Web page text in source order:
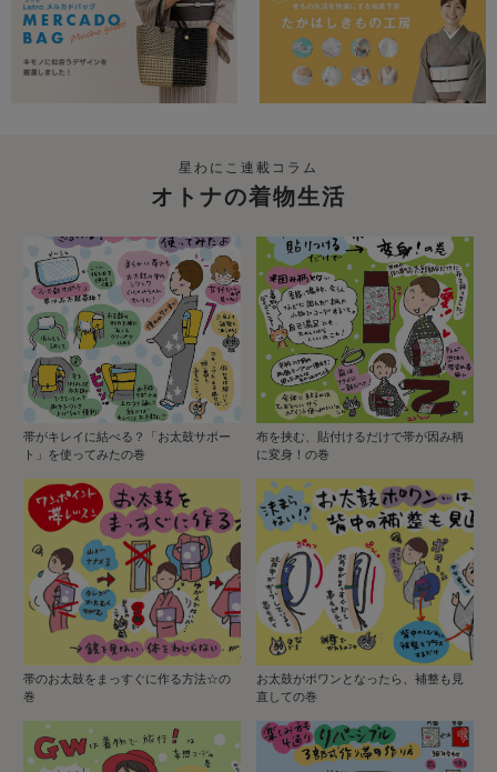
星わにこ連載コラム
オトナの着物生活
帯がキレイに結べる？「お太鼓サポー
ト」を使ってみたの巻
布を挟む、貼付けるだけで帯が因み柄
に変身！の巻
帯のお太鼓をまっすぐに作る方法☆の
巻
お太鼓がポワンとなったら、補整も見
直しての巻